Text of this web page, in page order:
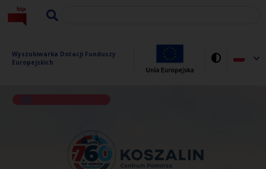
Wyszukiwarka Dotacji Funduszy
Europejskich